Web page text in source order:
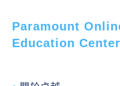
Paramount
Education Center